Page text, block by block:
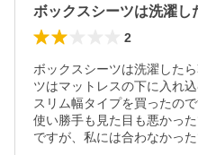
2
ボックスシーツは洗濯した
ツはマットレスの下に入れ
スリム幅タイプを買ったの
使い勝手も見た目も悪かっ
ですが、私には合わなかった